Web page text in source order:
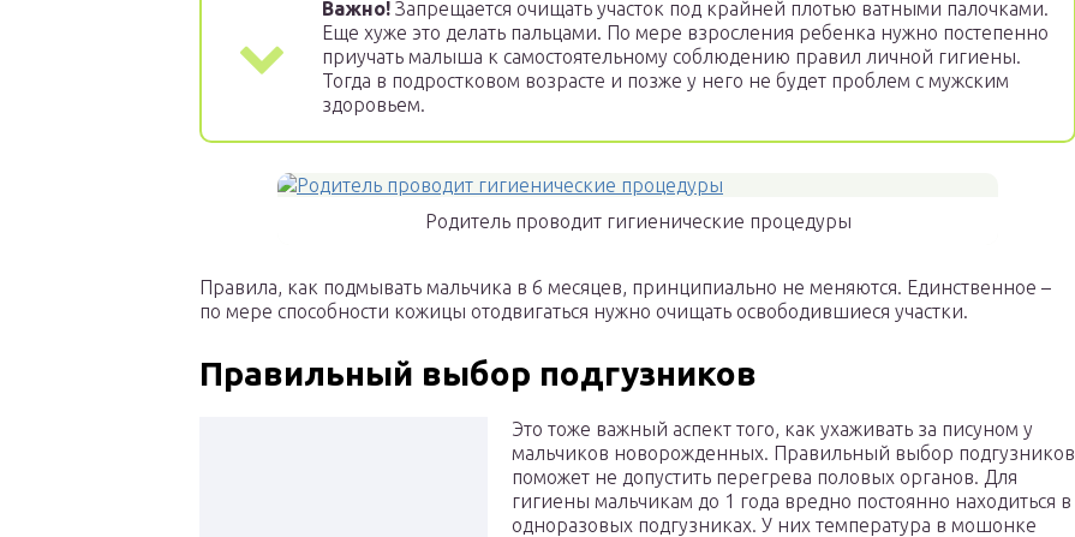
Важно! Запрещается очищать участок под крайней плотью ватными палочками.
Еще хуже это делать пальцами. По мере взросления ребенка нужно постепенно
приучать малыша к самостоятельному соблюдению правил личной гигиены.
Тогда в подростковом возрасте и позже у него не будет проблем с мужским
здоровьем.
Родитель проводит гигиенические процедуры
Правила, как подмывать мальчика в 6 месяцев, принципиально не меняются. Единственное –
по мере способности кожицы отодвигаться нужно очищать освободившиеся участки.
Правильный выбор подгузников
Это тоже важный аспект того, как ухаживать за писуном у
мальчиков новорожденных. Правильный выбор подгузников
поможет не допустить перегрева половых органов. Для
гигиены мальчикам до 1 года вредно постоянно находиться в
одноразовых подгузниках. У них температура в мошонке